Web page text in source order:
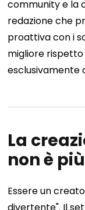
community e la
redazione che
proattiva con i
migliore
esclusivamente
La
non è
Essere un